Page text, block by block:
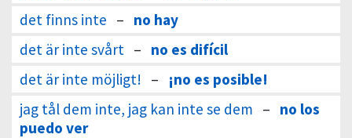
det finns inte – no hay
det är inte svårt – no es difícil
det är inte möjligt! –
¡no es posible!
jag tål dem inte, jag kan inte se dem – no los
puedo ver